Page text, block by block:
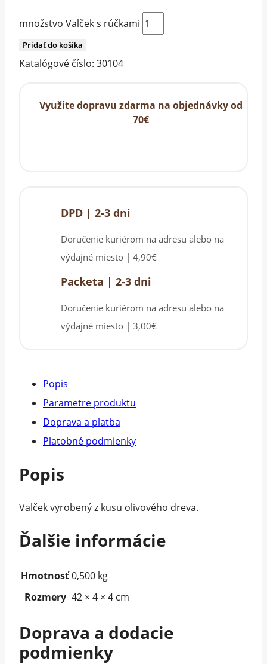
množstvo Valček s rúčkami
Pridať do košíka
Katalógové číslo: 30104
Využite dopravu zdarma na objednávky od
70€
DPD | 2-3 dni
Doručenie kuriérom na adresu alebo na
výdajné miesto | 4,90€
Packeta | 2-3 dni
Doručenie kuriérom na adresu alebo na
výdajné miesto | 3,00€
Popis
Parametre produktu
Doprava a platba
Platobné podmienky
Popis
Valček vyrobený z kusu olivového dreva.
Ďalšie informácie
Hmotnosť0,500 kg
Rozmery 42 × 4 × 4 cm
Doprava a dodacie
podmienky